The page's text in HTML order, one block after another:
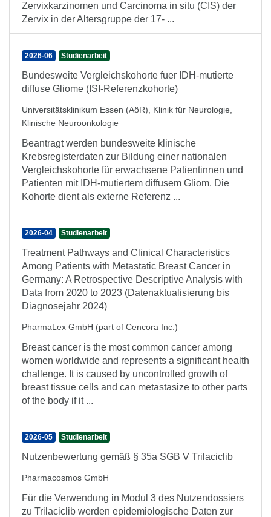
Zervixkarzinomen und Carcinoma in situ (CIS) der
Zervix in der Altersgruppe der 17- ...
2026-06 Studienarbeit
Bundesweite Vergleichskohorte fuer IDH-mutierte
diffuse Gliome (ISI-Referenzkohorte)
Universitätsklinikum Essen (AöR), Klinik für Neurologie,
Klinische Neuroonkologie
Beantragt werden bundesweite klinische
Krebsregisterdaten zur Bildung einer nationalen
Vergleichskohorte für erwachsene Patientinnen und
Patienten mit IDH-mutiertem diffusem Gliom. Die
Kohorte dient als externe Referenz ...
2026-04 Studienarbeit
Treatment Pathways and Clinical Characteristics
Among Patients with Metastatic Breast Cancer in
Germany: A Retrospective Descriptive Analysis with
Data from 2020 to 2023 (Datenaktualisierung bis
Diagnosejahr 2024)
PharmaLex GmbH (part of Cencora Inc.)
Breast cancer is the most common cancer among
women worldwide and represents a significant health
challenge. It is caused by uncontrolled growth of
breast tissue cells and can metastasize to other parts
of the body if it ...
2026-05 Studienarbeit
Nutzenbewertung gemäß § 35a SGB V Trilaciclib
Pharmacosmos GmbH
Für die Verwendung in Modul 3 des Nutzendossiers
zu Trilaciclib werden epidemiologische Daten zur